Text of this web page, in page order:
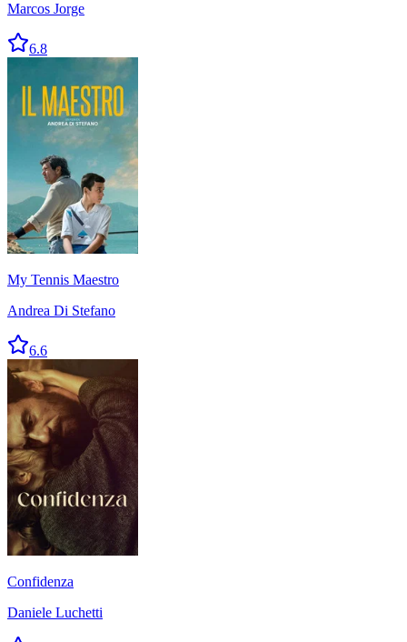
Marcos Jorge
6.8
My Tennis Maestro
Andrea Di Stefano
6.6
Confidenza
Daniele Luchetti